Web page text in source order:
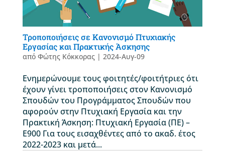
Τροποποιήσεις σε Κανονισμό Πτυχιακής
Εργασίας και Πρακτικής Άσκησης
από Φώτης Κόκκορας| 2024-Αυγ-09
Ενημερώνουμε τους φοιτητές/φοιτήτριες ότι
έχουν γίνει τροποποιήσεις στον Κανονισμό
Σπουδών του Προγράμματος Σπουδών που
αφορούν στην Πτυχιακή Εργασία και την
Πρακτική Άσκηση: Πτυχιακή Εργασία (ΠΕ) –
Ε900 Για τους εισαχθέντες από το ακαδ. έτος
2022-2023 και μετά...